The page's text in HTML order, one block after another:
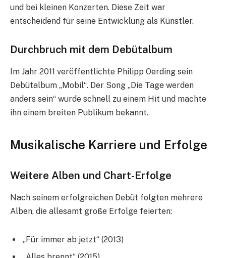
und bei kleinen Konzerten. Diese Zeit war
entscheidend für seine Entwicklung als Künstler.
Durchbruch mit dem Debütalbum
Im Jahr 2011 veröffentlichte Philipp Oerding sein
Debütalbum „Mobil“. Der Song „Die Tage werden
anders sein“ wurde schnell zu einem Hit und machte
ihn einem breiten Publikum bekannt.
Musikalische Karriere und Erfolge
Weitere Alben und Chart-Erfolge
Nach seinem erfolgreichen Debüt folgten mehrere
Alben, die allesamt große Erfolge feierten:
„Für immer ab jetzt“ (2013)